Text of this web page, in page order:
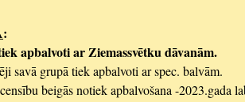
:
apbalvoti ar Ziemassvētku dāvanām.
savā grupā tiek apbalvoti ar spec. balvām.
beigās notiek apbalvošana -2023.gada